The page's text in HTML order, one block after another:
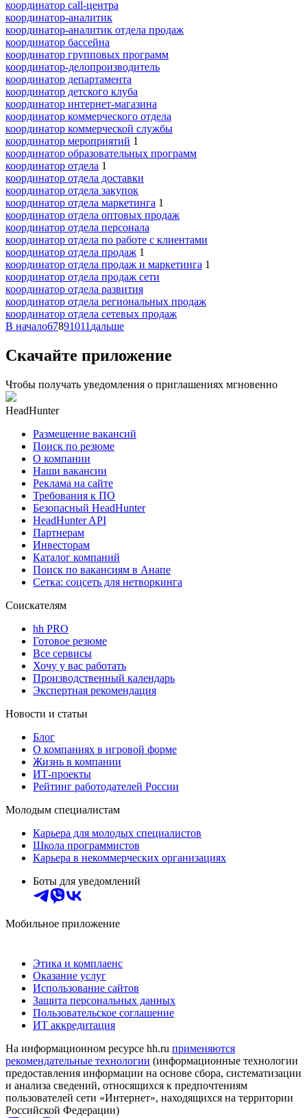
координатор call-центра
координатор-аналитик
координатор-аналитик отдела продаж
координатор бассейна
координатор групповых программ
координатор-делопроизводитель
координатор департамента
координатор детского клуба
координатор интернет-магазина
координатор коммерческого отдела
координатор коммерческой службы
координатор мероприятий 1
координатор образовательных программ
координатор отдела 1
координатор отдела доставки
координатор отдела закупок
координатор отдела маркетинга 1
координатор отдела оптовых продаж
координатор отдела персонала
координатор отдела по работе с клиентами
координатор отдела продаж 1
координатор отдела продаж и маркетинга 1
координатор отдела продаж сети
координатор отдела развития
координатор отдела региональных продаж
координатор отдела сетевых продаж
В начало67891011 дальше
Скачайте приложение
Чтобы получать уведомления о приглашениях мгновенно
HeadHunter
Размещение вакансий
Поиск по резюме
О компании
Наши вакансии
Реклама на сайте
Требования к ПО
Безопасный HeadHunter
HeadHunter API
Партнерам
Инвесторам
Каталог компаний
Поиск по вакансиям в Анапе
Сетка: соцсеть для нетворкинга
Соискателям
hh PRO
Готовое резюме
Все сервисы
Хочу у вас работать
Производственный календарь
Экспертная рекомендация
Новости и статьи
Блог
О компаниях в игровой форме
Жизнь в компании
ИТ-проекты
Рейтинг работодателей России
Молодым специалистам
Карьера для молодых специалистов
Школа программистов
Карьера в некоммерческих организациях
Боты для уведомлений
Мобильное приложение
Этика и комплаенс
Оказание услуг
Использование сайтов
Защита персональных данных
Пользовательское соглашение
ИТ аккредитация
На информационном ресурсе hh.ru применяются
рекомендательные технологии (информационные технологии
предоставления информации на основе сбора, систематизации
и анализа сведений, относящихся к предпочтениям
пользователей сети «Интернет», находящихся на территории
Российской Федерации)